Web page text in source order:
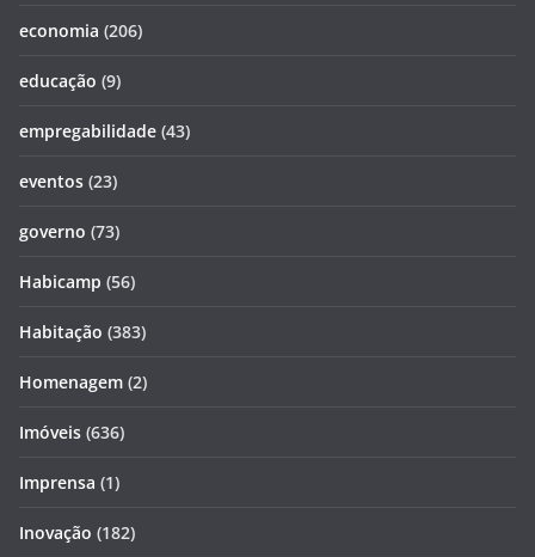
economia (206)
educação (9)
empregabilidade (43)
eventos (23)
governo (73)
Habicamp (56)
Habitação (383)
Homenagem (2)
Imóveis (636)
Imprensa (1)
Inovação (182)